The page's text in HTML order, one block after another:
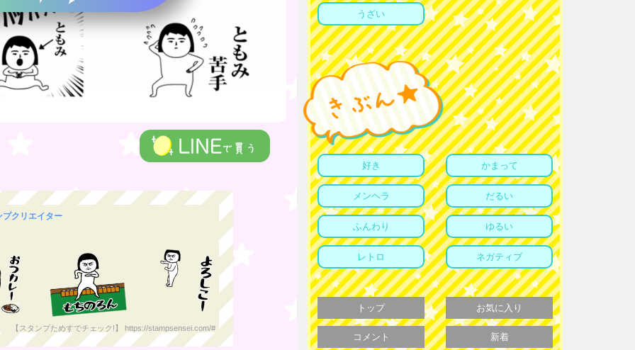
プクリエイター
【スタンプためすでチェック!】 https://stampsensei.com/#
うざい
好き かまって
メンヘラ だるい
ふんわり ゆるい
レトロ ネガティブ
トップ お気に入り
コメント 新着